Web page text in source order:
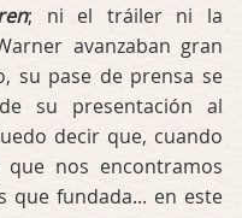
; ni el tráiler ni la
avanzaban gran
su pase de prensa se
su presentación al
decir que, cuando
nos encontramos
que fundada... en este